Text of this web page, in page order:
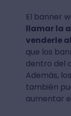
El banner
llamar la
venderle
que los
dentro del
Además,
también
aumentar